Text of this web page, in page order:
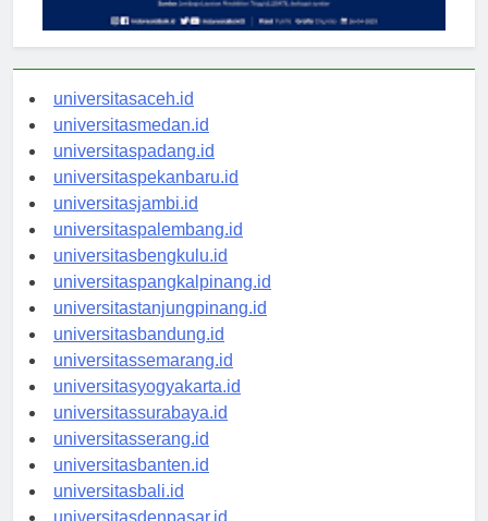
universitasaceh.id
universitasmedan.id
universitaspadang.id
universitaspekanbaru.id
universitasjambi.id
universitaspalembang.id
universitasbengkulu.id
universitaspangkalpinang.id
universitastanjungpinang.id
universitasbandung.id
universitassemarang.id
universitasyogyakarta.id
universitassurabaya.id
universitasserang.id
universitasbanten.id
universitasbali.id